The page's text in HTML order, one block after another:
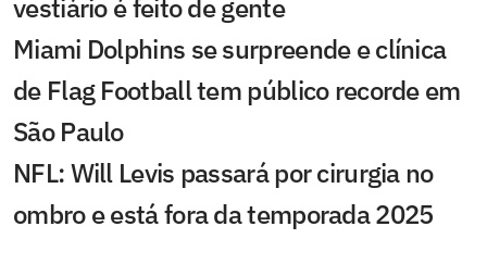
vestiário é feito de gente
Miami Dolphins se surpreende e clínica
de Flag Football tem público recorde em
São Paulo
NFL: Will Levis passará por cirurgia no
ombro e está fora da temporada 2025